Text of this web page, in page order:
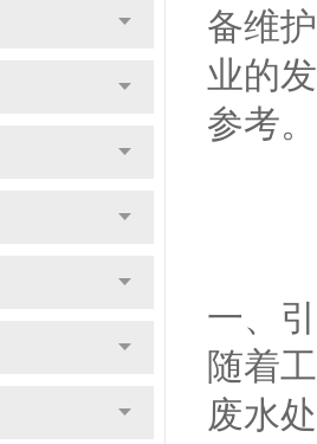
备维
业的
参考。
一、
随着
废水